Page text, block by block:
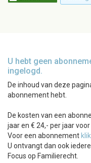
U hebt geen
ingelogd.
De inhoud van deze
abonnement hebt.
De kosten van een
jaar en € 24,- per jaar
Voor een abonnement
U ontvangt dan ook
Focus op Familierecht.